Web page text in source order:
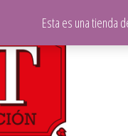
Esta es una tienda